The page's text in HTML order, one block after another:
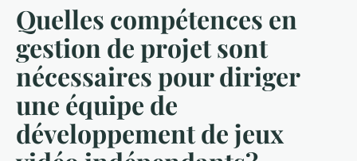
Quelles compétences en
gestion de projet sont
nécessaires pour diriger
une équipe de
développement de jeux